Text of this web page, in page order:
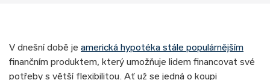
V dnešní době je americká hypotéka stále populárnějším
finančním produktem, který umožňuje lidem financovat své
potřeby s větší flexibilitou. Ať už se jedná o koupi